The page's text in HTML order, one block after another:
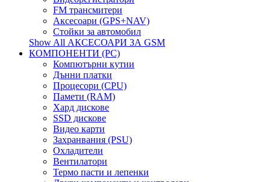
FM трансмитери
Аксесоари (GPS+NAV)
Стойки за автомобил
Show All АКСЕСОАРИ ЗА GSM
КОМПОНЕНТИ (PC)
Компютърни кутии
Дънни платки
Процесори (CPU)
Памети (RAM)
Хард дискове
SSD дискове
Видео карти
Захранвания (PSU)
Охладители
Вентилатори
Термо пасти и лепенки